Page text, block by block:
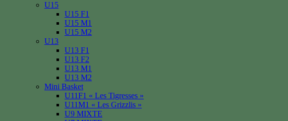
U15
U15 F1
U15 M1
U15 M2
U13
U13 F1
U13 F2
U13 M1
U13 M2
Mini Basket
U11F1 « Les Tigresses »
U11M1 « Les Grizzlis »
U9 MIXTE